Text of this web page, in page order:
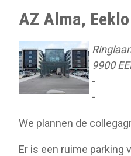
AZ Alma, Eeklo
9900
-
-
We plannen de
Er is een ruime parking